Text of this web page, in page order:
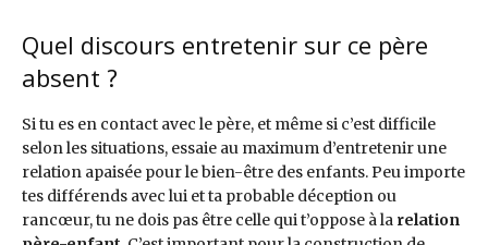
Quel discours entretenir sur ce père
absent ?
Si tu es en contact avec le père, et même si c’est difficile
selon les situations, essaie au maximum d’entretenir une
relation apaisée pour le bien-être des enfants. Peu importe
tes différends avec lui et ta probable déception ou
rancœur, tu ne dois pas être celle qui t’oppose à la relation